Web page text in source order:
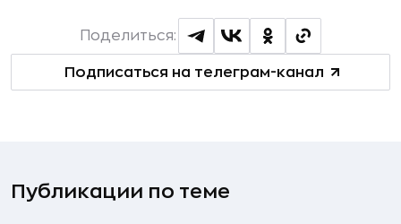
Подписаться на телеграм-канал
Поделиться:
Публикации по теме